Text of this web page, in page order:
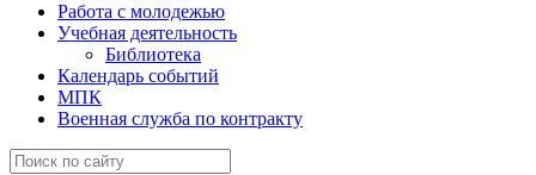
Работа с молодежью
Учебная деятельность
Библиотека
Календарь событий
МПК
Военная служба по контракту